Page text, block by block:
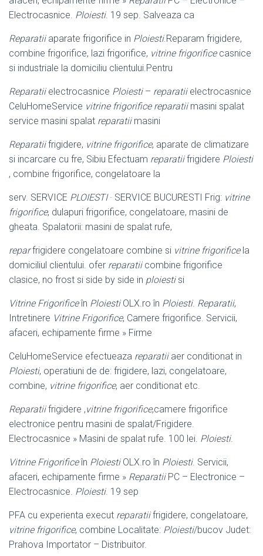
Electrocasnice. Ploiesti. 19 sep. Salveaza ca
Reparatiiaparate frigorifice in Ploiesti.Reparam frigidere,
combine frigorifice, lazi frigorifice, vitrine frigorificecasnice
si industriale la domiciliu clientului.Pentru
Reparatiielectrocasnice Ploiesti– reparatiielectrocasnice
CeluHomeService vitrine frigorifice reparatiimasini spalat
service masini spalat reparatiimasini
Reparatiifrigidere, vitrine frigorifice, aparate de climatizare
si incarcare cu fre, Sibiu Efectuam reparatiifrigidere Ploiesti
, combine frigorifice, congelatoare la
serv. SERVICE PLOIESTI· SERVICE BUCURESTI Frig: vitrine
frigorifice, dulapuri frigorifice, congelatoare, masini de
gheata. Spalatorii: masini de spalat rufe,
reparfrigidere congelatoare combine si vitrine frigorificela
domiciliul clientului. ofer reparatiicombine frigorifice
clasice, no frost si side by side in ploiestisi
Vitrine Frigorificeîn PloiestiOLX.ro în Ploiesti. Reparatii,
Intretinere Vitrine Frigorifice, Camere frigorifice. Servicii,
afaceri, echipamente firme » Firme
CeluHomeService efectueaza reparatiiaer conditionat in
Ploiesti, operatiuni de de: frigidere, lazi, congelatoare,
combine, vitrine frigorifice, aer conditionat etc.
Reparatiifrigidere ,vitrine frigorifice,camere frigorifice
electronice pentru masini de spalat/Frigidere.
Electrocasnice » Masini de spalat rufe. 100 lei. Ploiesti.
Vitrine Frigorificeîn PloiestiOLX.ro în Ploiesti. Servicii,
afaceri, echipamente firme » ReparatiiPC – Electronice –
Electrocasnice. Ploiesti. 19 sep
PFA cu experienta execut reparatiifrigidere, congelatoare,
vitrine frigorifice, combine Localitate: Ploiesti/bucov Judet:
Prahova Importator – Distribuitor.